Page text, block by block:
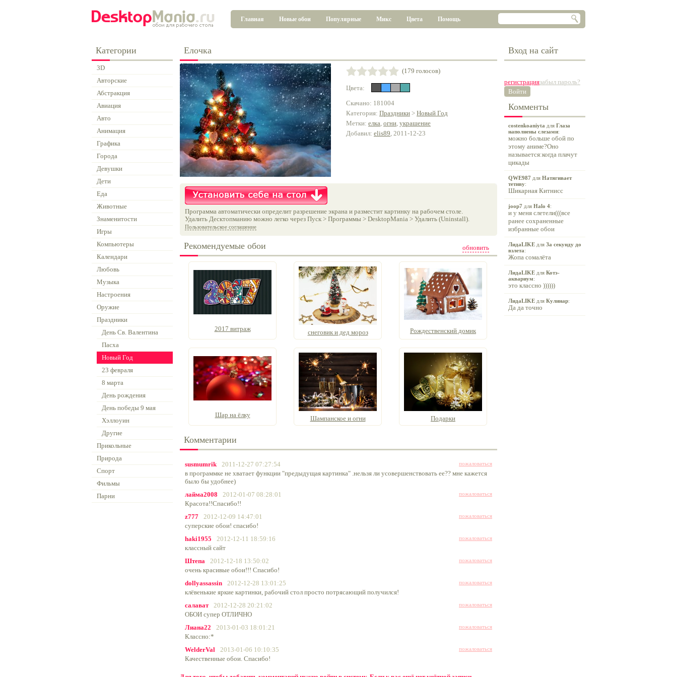
Главная Новые обои Популярные Микс Цвета Помощь
Категории
3D
Авторские
Абстракция
Авиация
Авто
Анимация
Графика
Города
Девушки
Дети
Еда
Животные
Знаменитости
Игры
Компьютеры
Календари
Любовь
Музыка
Настроения
Оружие
Праздники
День Св. Валентина
Пасха
Новый Год
23 февраля
8 марта
День рождения
День победы 9 мая
Хэллоуин
Другие
Прикольные
Природа
Спорт
Фильмы
Парни
Елочка
(179 голосов)
Цвета:
Скачано: 181004
Категория: Праздники > Новый Год
Метки: елка, огни, украшение
Добавил: elis89, 2011-12-23
Программа автоматически определит разрешение экрана и разместит картинку на рабочем столе.
Удалить Десктопманию можно легко через Пуск > Программы > DesktopMania > Удалить (Uninstall).
Пользовательское соглашение
обновить
Рекомендуемые обои
2017 витраж снеговик и дед мороз Рождественский домик
Шар на ёлку Шампанское и огни Подарки
Комментарии
susmumrik пожаловаться
2011-12-27 07:27:54
в программке не хватает функции "предыдущая картинка" .нельзя ли усовершенствовать ее?? мне кажется
было бы удобнее)
лайма2008
пожаловаться
2012-01-07 08:28:01
Красота!!Спасибо!!
z777
пожаловаться
2012-12-09 14:47:01
суперские обои! спасибо!
haki1955
пожаловаться
2012-12-11 18:59:16
классный сайт
Штепа
пожаловаться
2012-12-18 13:50:02
очень красивые обои!!! Спасибо!
dollyassassin
пожаловаться
2012-12-28 13:01:25
клёвенькие яркие картинки, рабочий стол просто потрясающий получился!
салават
пожаловаться
2012-12-28 20:21:02
ОБОИ супер ОТЛИЧНО
Лиана22
пожаловаться
2013-01-03 18:01:21
Классно:*
WelderVal
пожаловаться
2013-01-06 10:10:35
Качественные обои. Спасибо!
Вход на сайт
регистрациязабыл пароль?
Войти
Комменты
costenkoaniyta для Глаза
наполнены слезами:
можно больше обой по
этому аниме?Оно
называется:когда плачут
цикады
QWE987 для Натягивает
тетиву:
Шикарная Китнисс
joop7 для Halo 4:
и у меня слетели(((все
ранее сохраненные
избранные обои
ЛидаLIKE для За секунду до
взлета:
Жопа сомалёта
ЛидаLIKE для Котэ-
аквариум:
это классно ))))))
ЛидаLIKE для Кулинар:
Да да точно